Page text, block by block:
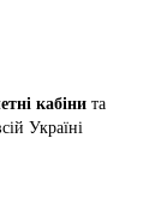
кабіни та
Україні